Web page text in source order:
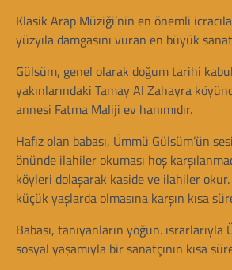
Klasik Arap Müziği’nin en önemli
yüzyıla damgasını vuran en büyük
Gülsüm, genel olarak doğum tarihi
yakınlarındaki Tamay Al Zahayra
annesi Fatma Maliji ev hanımıdır.
Hafız olan babası, Ümmü Gülsüm’ün
önünde ilahiler okuması hoş
köyleri dolaşarak kaside ve ilahiler
küçük yaşlarda olmasına karşın kısa
Babası, tanıyanların yoğun.
sosyal yaşamıyla bir sanatçının kısa